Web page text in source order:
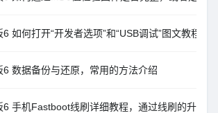
如何打开“开发者选项”和“USB调试”图文教程
数据备份与还原，常用的方法介绍
6 手机Fastboot线刷详细教程，通过线刷的升级方